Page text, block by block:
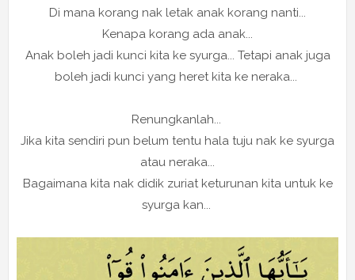
Di mana korang nak letak anak korang nanti...
Kenapa korang ada anak...
Anak boleh jadi kunci kita ke syurga... Tetapi anak juga
boleh jadi kunci yang heret kita ke neraka...
Renungkanlah...
Jika kita sendiri pun belum tentu hala tuju nak ke syurga
atau neraka...
Bagaimana kita nak didik zuriat keturunan kita untuk ke
syurga kan...